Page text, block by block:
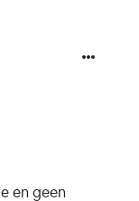
en geen